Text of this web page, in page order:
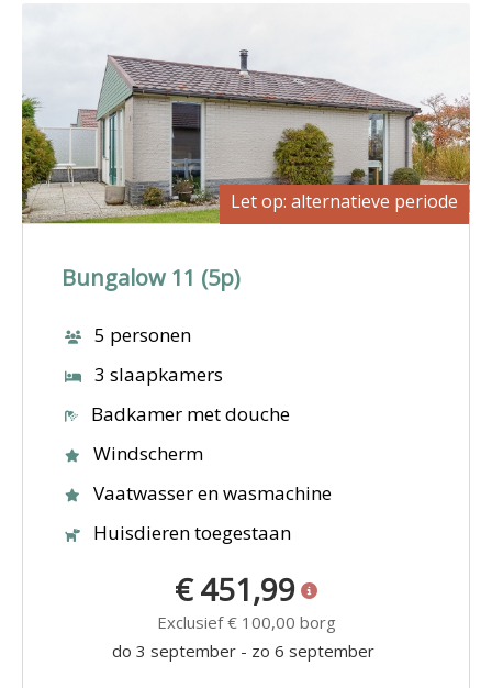
Let op: alternatieve periode
Bungalow 11 (5p)
5 personen
3 slaapkamers
Badkamer met douche
Windscherm
Vaatwasser en wasmachine
Huisdieren toegestaan
€ 451,99
Exclusief € 100,00 borg
do 3 september - zo 6 september